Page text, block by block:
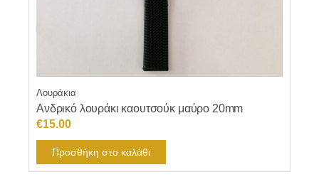
Λουράκια
Ανδρικό λουράκι καουτσούκ μαύρο 20mm
€15.00
Προσθήκη στο καλάθι